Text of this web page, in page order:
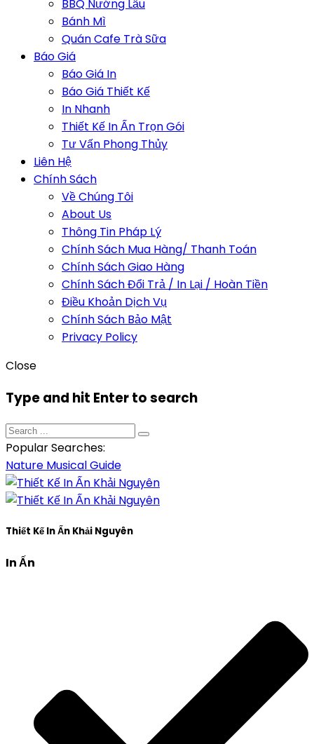
BBQ Nướng Lẩu
Bánh Mì
Quán Cafe Trà Sữa
Báo Giá
Báo Giá In
Báo Giá Thiết Kế
In Nhanh
Thiết Kế In Ấn Trọn Gói
Tư Vấn Phong Thủy
Liên Hệ
Chính Sách
Về Chúng Tôi
About Us
Thông Tin Pháp Lý
Chính Sách Mua Hàng/ Thanh Toán
Chính Sách Giao Hàng
Chính Sách Đổi Trả / In Lại / Hoàn Tiền
Điều Khoản Dịch Vụ
Chính Sách Bảo Mật
Privacy Policy
Close
Type and hit Enter to search
Popular Searches:
Nature MusicalGuide
Thiết Kế In Ấn Khải Nguyên
In Ấn